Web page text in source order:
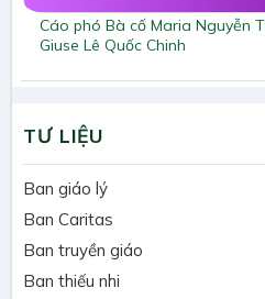
Cáo phó Bà cố Maria Nguyễn
Giuse Lê Quốc Chinh
TƯ LIỆU
Ban giáo lý
Ban Caritas
Ban truyền giáo
Ban thiếu nhi